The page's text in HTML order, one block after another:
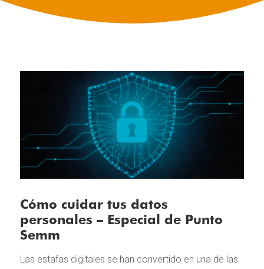
Cómo cuidar tus datos
personales – Especial de Punto
Semm
Las estafas digitales se han convertido en una de las